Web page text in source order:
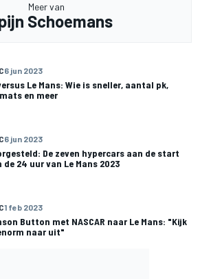
Meer van
Schoemans
6 jun 2023
Le Mans: Wie is sneller, aantal pk,
en meer
6 jun 2023
De zeven hypercars aan de start
de 24 uur van Le Mans 2023
1 feb 2023
Button met NASCAR naar Le Mans: "Kijk
naar uit"